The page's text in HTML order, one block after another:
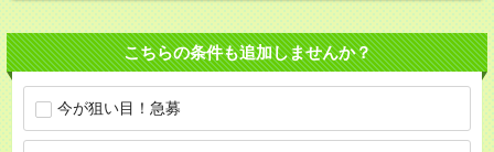
こちらの条件も追加しませんか？
今が狙い目！急募